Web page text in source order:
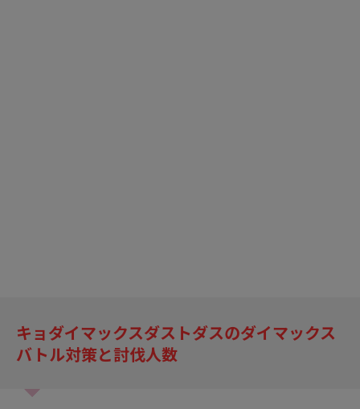
キョダイマックスダストダスのダイマックス
バトル対策と討伐人数